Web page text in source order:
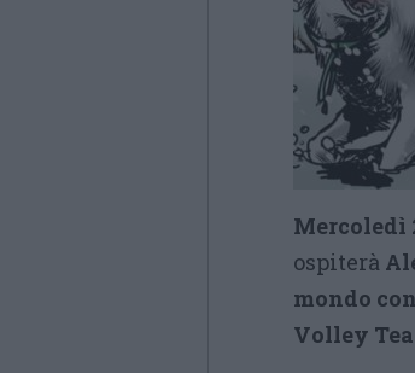
Mercoledì
ospiterà
mondo
Volley